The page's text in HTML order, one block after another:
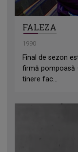
FALEZA
1990
Final de sezon
firmă pompoasă
tinere fac...